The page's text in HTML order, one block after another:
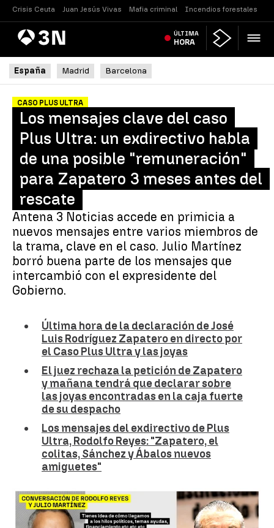
Crisis Ceuta Juan Jesús Vivas Mafia criminal Incendios forestales
AntenaNoticias ÚLTIMA
HORA
España Madrid Barcelona
CASO PLUS ULTRA
Los mensajes clave del caso
Plus Ultra: un exdirectivo habla
de una posible "remuneración"
para Zapatero 3 meses antes del
rescate
Antena 3 Noticias accede en primicia a
nuevos mensajes entre varios miembros de
la trama, clave en el caso. Julio Martínez
borró buena parte de los mensajes que
intercambió con el expresidente del
Gobierno.
Última hora de la declaración de José
Luis Rodríguez Zapatero en directo por
el Caso Plus Ultra y las joyas
El juez rechaza la petición de Zapatero
y mañana tendrá que declarar sobre
las joyas encontradas en la caja fuerte
de su despacho
Los mensajes del exdirectivo de Plus
Ultra, Rodolfo Reyes: "Zapatero, el
colitas, Sánchez y Ábalos nuevos
amiguetes"